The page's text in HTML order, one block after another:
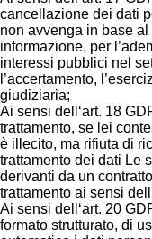
cancellazione dei dati
non avvenga in base
informazione, per
interessi pubblici nel
l’accertamento,
giudiziaria;
Ai sensi dell‘art. 18
trattamento, se lei
è illecito, ma rifiuta di
trattamento dei dati Le
derivanti da un
trattamento ai sensi
Ai sensi dell‘art. 20
formato strutturato, di